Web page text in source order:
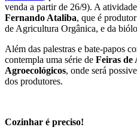
venda a partir de 26/9). A
Fernando Ataliba, que é
de Agricultura Orgânica, e da
Além das palestras e bate-papos
contempla uma série de Feiras de
Agroecológicos, onde será
dos produtores.
Cozinhar é preciso!